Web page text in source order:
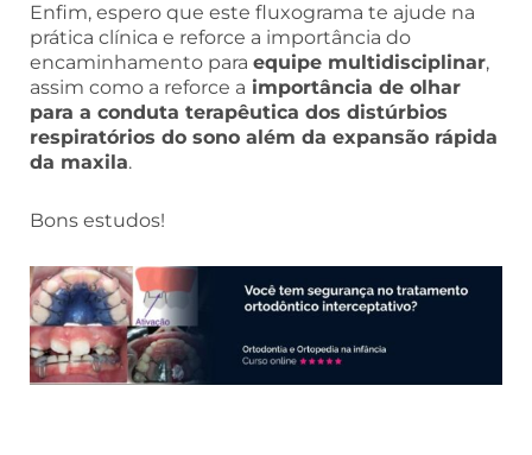
Enfim, espero que este fluxograma te ajude na
prática clínica e reforce a importância do
encaminhamento para equipe multidisciplinar,
assim como a reforce a importância de olhar
para a conduta terapêutica dos distúrbios
respiratórios do sono além da expansão rápida
da maxila.
Bons estudos!